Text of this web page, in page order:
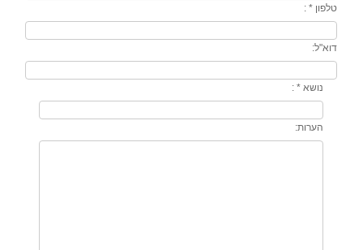
טלפון * :
דוא"ל:
נושא * :
הערות: